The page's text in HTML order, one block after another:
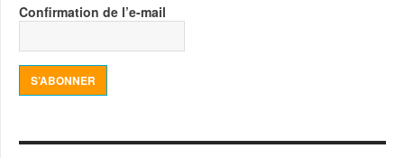
Confirmation de l’e-mail
S’ABONNER